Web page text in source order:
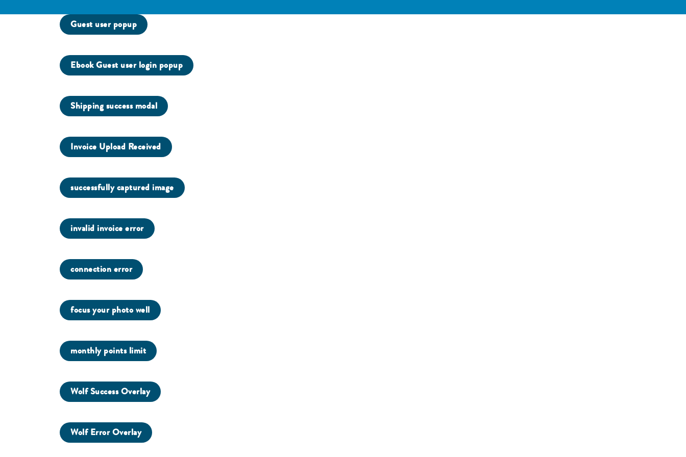
Guest user popup
Ebook Guest user login popup
Shipping success modal
Invoice Upload Received
successfully captured image
invalid invoice error
connection error
focus your photo well
monthly points limit
Wolf Success Overlay
Wolf Error Overlay